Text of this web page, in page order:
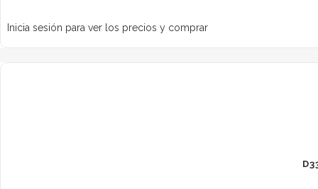
Inicia sesión para ver los precios y comprar